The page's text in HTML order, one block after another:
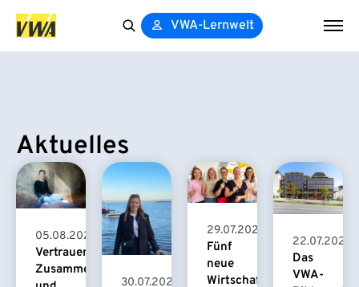
VWA-Lernwelt
Aktuelles
05.08.2026
Vertrauensvolle
Zusammenarbeit
30.07.2026
29.07.2026
Fünf
neue
Wirtschaftspsychologinnen
22.07.2026
Das
VWA-